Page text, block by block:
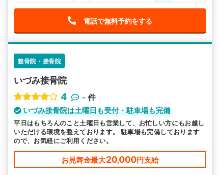
電話で無料予約をする
整骨院・接骨院
いづみ接骨院
4
- 件
いづみ接骨院は土曜日も受付・駐車場も完備
平日はもちろんのこと土曜日も営業して、お忙しい方にもお越し
いただける環境を整えております。 駐車場も完備しております
ので、お気軽にご利用ください。
お見舞金最大20,000円支給